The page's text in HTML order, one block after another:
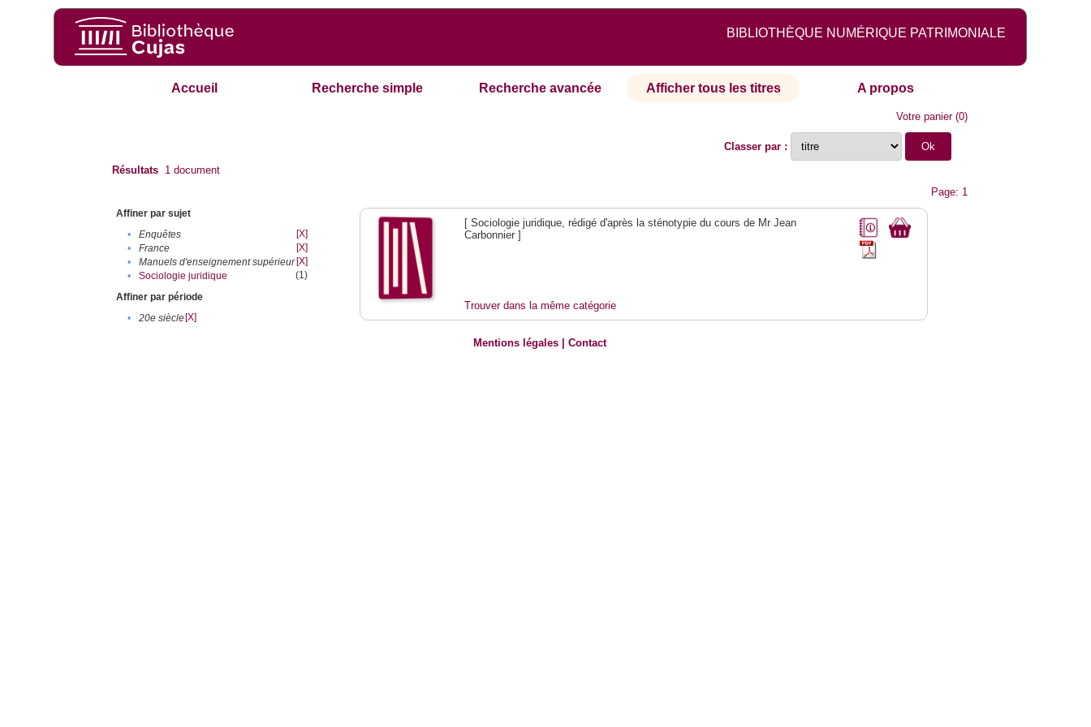
BIBLIOTHÈQUE NUMÉRIQUE PATRIMONIALE
Accueil Recherche simple Recherche avancée Afficher tous les titres A propos
Votre panier(0)
Classer par :
Résultats 1 document
Page: 1
Affiner par sujet
•
Enquêtes
[X]
•
France
[X]
•
Manuels d'enseignement supérieur [X]
•
Sociologie juridique
(1)
Affiner par période
•
20e siècle[X]
[ Sociologie juridique, rédigé d'après la sténotypie du cours de Mr Jean
Carbonnier ]
Trouver dans la même catégorie
Mentions légales |Contact